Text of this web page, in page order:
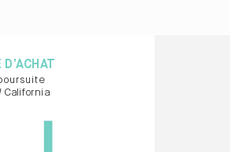
D’ACHAT
California